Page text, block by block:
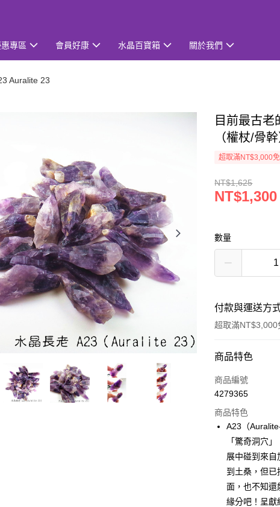
專區 會員好康 水晶百寶箱 關於我們
Auralite 23
目前最古老
（權杖/骨
超取滿NT$3,000
NT$1,625
NT$1,300
數量
付款與運送方
超取滿NT$3,000
付款方式
信用卡一次付款
LINE Pay
Apple Pay
街口支付
悠遊付
商品特色
商品編號
4279365
商品特色
A23（
「驚奇洞穴
展中碰到來
到土桑，但
面，也不知還
緣分吧！呈獻